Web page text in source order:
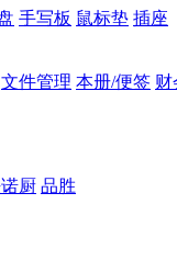
手写板 鼠标垫 插座
文件管理 本册/便签 财
厨 品胜